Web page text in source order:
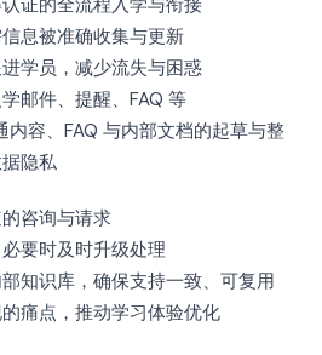
证的全流程入学与衔接
息被准确收集与更新
学员，减少流失与困惑
邮件、提醒、FAQ 等
内容、FAQ 与内部文档的起草与整
隐私
咨询与请求
要时及时升级处理
知识库，确保支持一致、可复用
痛点，推动学习体验优化